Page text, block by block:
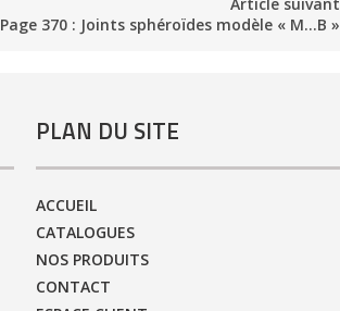
Page 370 : Joints sphéroïdes modèle « M…B »
PLAN DU SITE
ACCUEIL
CATALOGUES
NOS PRODUITS
CONTACT